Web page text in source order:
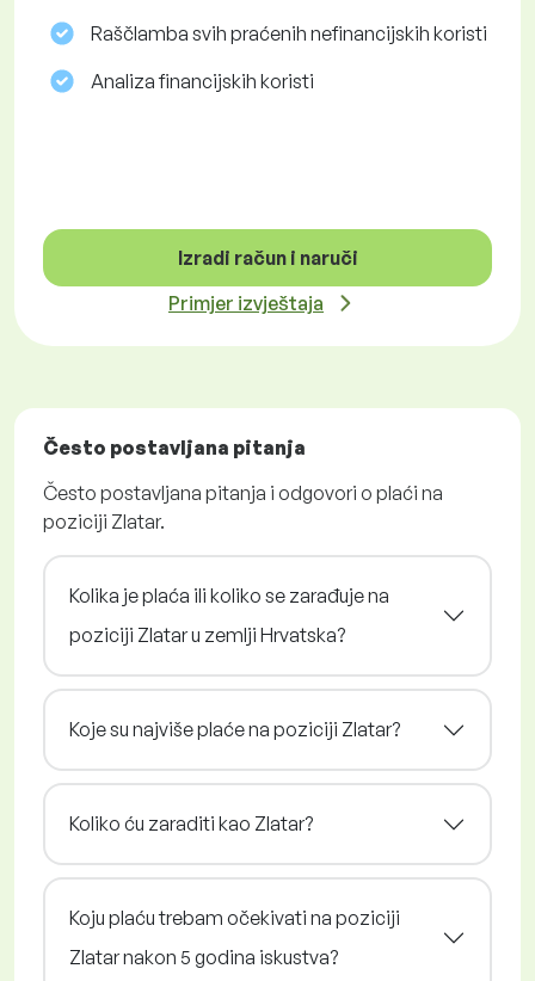
Raščlamba svih praćenih nefinancijskih koristi
Analiza financijskih koristi
Izradi račun i naruči
Primjer izvještaja
Često postavljana pitanja
Često postavljana pitanja i odgovori o plaći na
poziciji Zlatar.
Kolika je plaća ili koliko se zarađuje na
poziciji Zlatar u zemlji Hrvatska?
Koje su najviše plaće na poziciji Zlatar?
Koliko ću zaraditi kao Zlatar?
Koju plaću trebam očekivati na poziciji
Zlatar nakon 5 godina iskustva?